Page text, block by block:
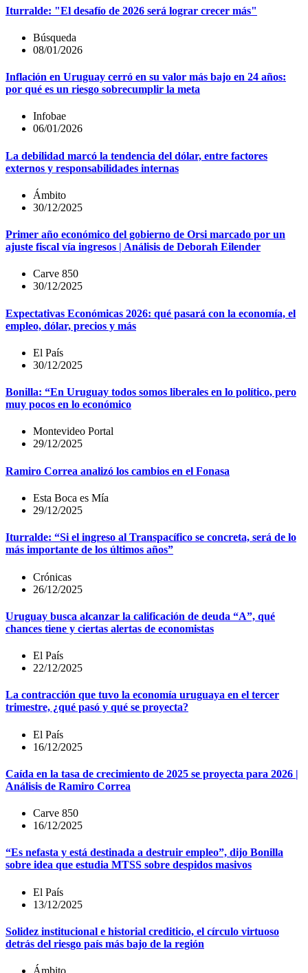
Iturralde: "El desafío de 2026 será lograr crecer más"
Búsqueda
08/01/2026
Inflación en Uruguay cerró en su valor más bajo en 24 años:
por qué es un riesgo sobrecumplir la meta
Infobae
06/01/2026
La debilidad marcó la tendencia del dólar, entre factores
externos y responsabilidades internas
Ámbito
30/12/2025
Primer año económico del gobierno de Orsi marcado por un
ajuste fiscal vía ingresos | Análisis de Deborah Eilender
Carve 850
30/12/2025
Expectativas Económicas 2026: qué pasará con la economía, el
empleo, dólar, precios y más
El País
30/12/2025
Bonilla: “En Uruguay todos somos liberales en lo político, pero
muy pocos en lo económico
Montevideo Portal
29/12/2025
Ramiro Correa analizó los cambios en el Fonasa
Esta Boca es Mía
29/12/2025
Iturralde: “Si el ingreso al Transpacífico se concreta, será de lo
más importante de los últimos años”
Crónicas
26/12/2025
Uruguay busca alcanzar la calificación de deuda “A”, qué
chances tiene y ciertas alertas de economistas
El País
22/12/2025
La contracción que tuvo la economía uruguaya en el tercer
trimestre, ¿qué pasó y qué se proyecta?
El País
16/12/2025
Caída en la tasa de crecimiento de 2025 se proyecta para 2026 |
Análisis de Ramiro Correa
Carve 850
16/12/2025
“Es nefasta y está destinada a destruir empleo”, dijo Bonilla
sobre idea que estudia MTSS sobre despidos masivos
El País
13/12/2025
Solidez institucional e historial crediticio, el círculo virtuoso
detrás del riesgo país más bajo de la región